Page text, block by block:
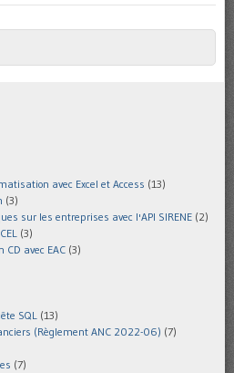
avec Excel et Access (13)
(3)
sur les entreprises avec l'API SIRENE (2)
(3)
avec EAC (3)
SQL (13)
(Règlement ANC 2022-06) (7)
(7)